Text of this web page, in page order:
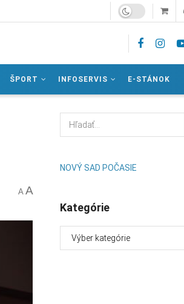
ŠPORT INFOSERVIS E-STÁNOK
A A
NOVÝ SAD POČASIE
Kategórie